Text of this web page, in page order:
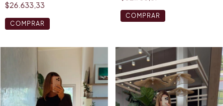
$26.633,33
COMPRAR
COMPRAR